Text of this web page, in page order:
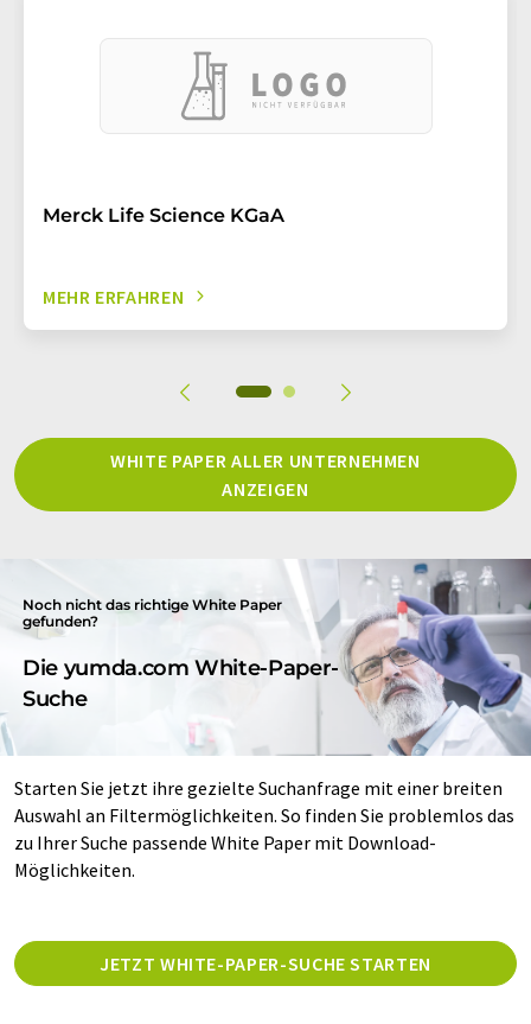
Merck Life Science KGaA
MEHR ERFAHREN
WHITE PAPER ALLER UNTERNEHMEN
ANZEIGEN
Noch nicht das richtige White Paper
gefunden?
Die yumda.com White-Paper-
Suche
Starten Sie jetzt ihre gezielte Suchanfrage mit einer breiten
Auswahl an Filtermöglichkeiten. So finden Sie problemlos das
zu Ihrer Suche passende White Paper mit Download-
Möglichkeiten.
JETZT WHITE-PAPER-SUCHE STARTEN